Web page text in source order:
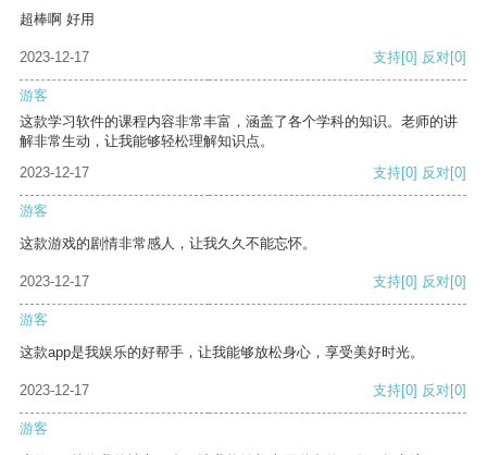
超棒啊 好用
2023-12-17 支持[0] 反对[0]
游客
这款学习软件的课程内容非常丰富，涵盖了各个学科的知识。老师的讲
解非常生动，让我能够轻松理解知识点。
2023-12-17
支持[0] 反对[0]
游客
这款游戏的剧情非常感人，让我久久不能忘怀。
2023-12-17 支持[0] 反对[0]
游客
这款app是我娱乐的好帮手，让我能够放松身心，享受美好时光。
2023-12-17 支持[0] 反对[0]
游客